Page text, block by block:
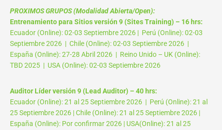
PROXIMOS GRUPOS (Modalidad Abierta/Open):
Entrenamiento para Sitios versión 9 (Sites Training) – 16 hrs:
Ecuador (Online): 02-03 Septiembre 2026 | Perú (Online): 02-03
Septiembre 2026 | Chile (Online): 02-03 Septiembre 2026 |
España (Online): 27-28 Abril 2026 | Reino Unido – UK (Online):
TBD 2025 | USA (Online): 02-03 Septiembre 2026
Auditor Líder versión 9 (Lead Auditor) – 40 hrs:
Ecuador (Online): 21 al 25 Septiembre 2026 | Perú (Online): 21 al
25 Septiembre 2026 | Chile (Online): 21 al 25 Septiembre 2026 |
España (Online): Por confirmar 2026 | USA(Online): 21 al 25